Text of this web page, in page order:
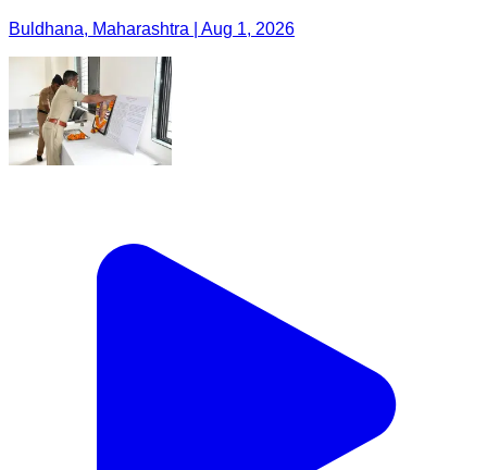
Buldhana, Maharashtra | Aug 1, 2026